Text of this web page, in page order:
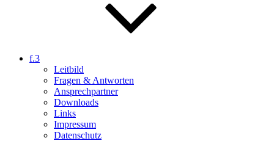
f.3
Leitbild
Fragen & Antworten
Ansprechpartner
Downloads
Links
Impressum
Datenschutz